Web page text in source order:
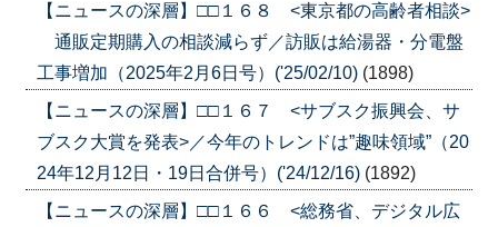
【ニュースの深層】□□１６８ <東京都の高齢者相談>
通販定期購入の相談減らず／訪販は給湯器・分電盤
工事増加（2025年2月6日号）('25/02/10) (1898)
【ニュースの深層】□□１６７ <サブスク振興会、サ
ブスク大賞を発表>／今年のトレンドは”趣味領域”（20
24年12月12日・19日合併号）('24/12/16) (1892)
【ニュースの深層】□□１６６ <総務省、デジタル広